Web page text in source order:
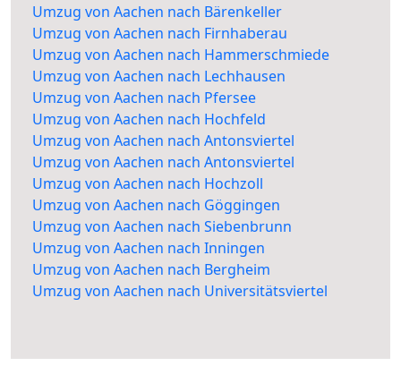
Umzug von Aachen nach Bärenkeller
Umzug von Aachen nach Firnhaberau
Umzug von Aachen nach Hammerschmiede
Umzug von Aachen nach Lechhausen
Umzug von Aachen nach Pfersee
Umzug von Aachen nach Hochfeld
Umzug von Aachen nach Antonsviertel
Umzug von Aachen nach Antonsviertel
Umzug von Aachen nach Hochzoll
Umzug von Aachen nach Göggingen
Umzug von Aachen nach Siebenbrunn
Umzug von Aachen nach Inningen
Umzug von Aachen nach Bergheim
Umzug von Aachen nach Universitätsviertel